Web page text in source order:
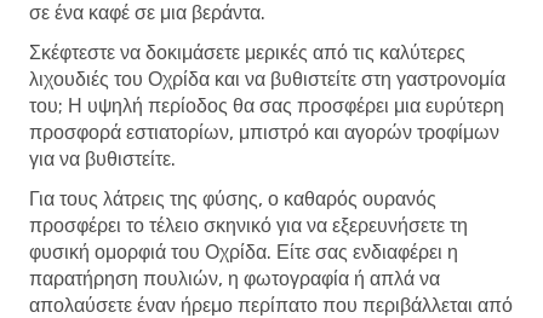
σε ένα καφέ σε μια βεράντα.
Σκέφτεστε να δοκιμάσετε μερικές από τις καλύτερες
λιχουδιές του Οχρίδα και να βυθιστείτε στη γαστρονομία
του; Η υψηλή περίοδος θα σας προσφέρει μια ευρύτερη
προσφορά εστιατορίων, μπιστρό και αγορών τροφίμων
για να βυθιστείτε.
Για τους λάτρεις της φύσης, ο καθαρός ουρανός
προσφέρει το τέλειο σκηνικό για να εξερευνήσετε τη
φυσική ομορφιά του Οχρίδα. Είτε σας ενδιαφέρει η
παρατήρηση πουλιών, η φωτογραφία ή απλά να
απολαύσετε έναν ήρεμο περίπατο που περιβάλλεται από